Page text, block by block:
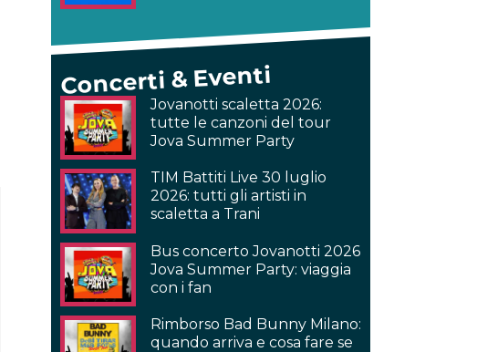
Concerti & Eventi
Jovanotti scaletta 2026:
tutte le canzoni del tour
Jova Summer Party
TIM Battiti Live 30 luglio
2026: tutti gli artisti in
scaletta a Trani
Bus concerto Jovanotti 2026
Jova Summer Party: viaggia
con i fan
Rimborso Bad Bunny Milano:
quando arriva e cosa fare se